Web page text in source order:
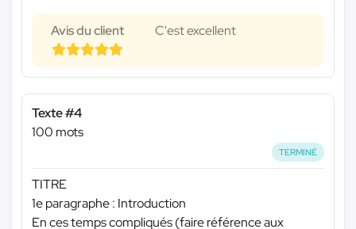
Avis du client C'est excellent
Texte #4
100 mots
TERMINÉ
TITRE
1e paragraphe : Introduction
En ces temps compliqués (faire référence aux